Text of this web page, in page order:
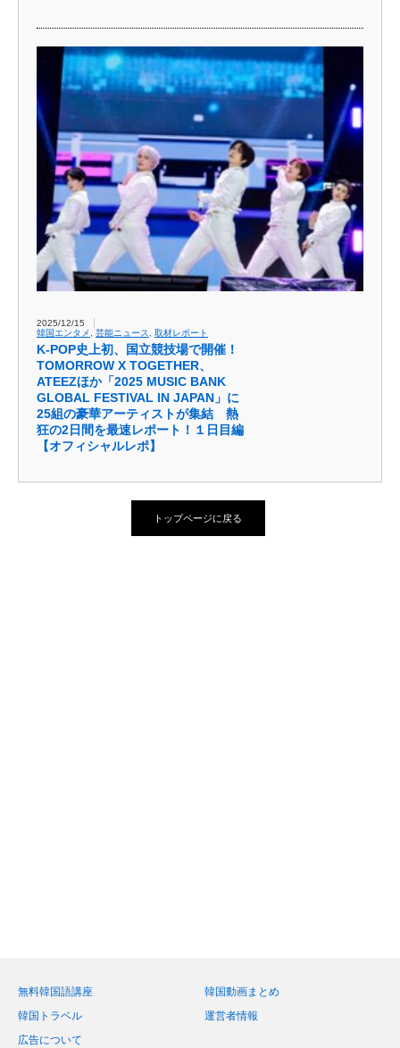
2025/12/15
韓国エンタメ
芸能ニュース 取材レポート
K-POP史上初、国立競技場で開催！
TOMORROW X TOGETHER、
ATEEZほか「2025 MUSIC BANK
GLOBAL FESTIVAL IN JAPAN」に
25組の豪華アーティストが集結 熱
狂の2日間を最速レポート！１日目編
【オフィシャルレポ】
トップページに戻る
無料韓国語講座
韓国動画まとめ
韓国トラベル
運営者情報
広告について